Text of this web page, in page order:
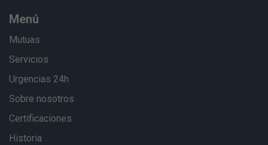
Menú
Mutuas
Servicios
Urgencias 24h
Sobre nosotros
Certificaciones
Historia